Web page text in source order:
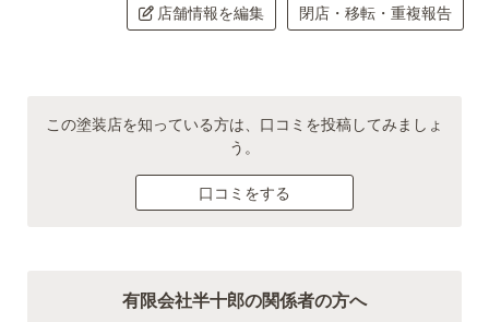
店舗情報を編集 閉店・移転・重複報告
この塗装店を知っている方は、口コミを投稿してみましょ
う。
口コミをする
有限会社半十郎の関係者の方へ